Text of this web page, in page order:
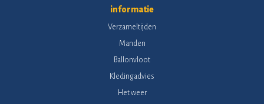
informatie
Verzameltijden
Manden
Ballonvloot
Kledingadvies
Het weer